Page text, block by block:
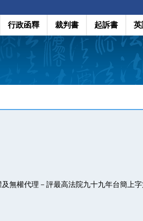
行政函釋 裁判書 起訴書 英
無權代理－評最高法院九十九年台簡上